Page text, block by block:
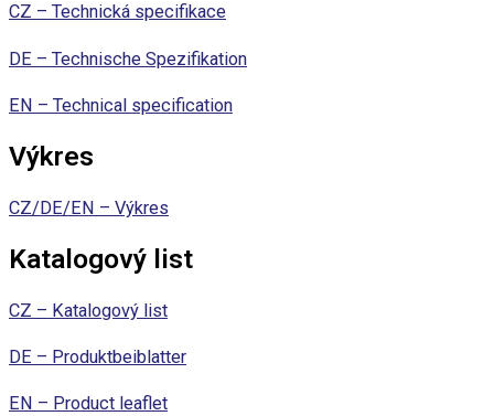
CZ – Technická specifikace
DE – Technische Spezifikation
EN – Technical specification
Výkres
CZ/DE/EN – Výkres
Katalogový list
CZ – Katalogový list
DE – Produktbeiblatter
EN – Product leaflet